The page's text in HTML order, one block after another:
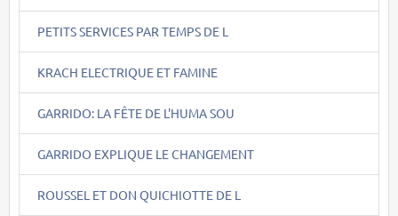
PETITS SERVICES PAR TEMPS DE L
KRACH ELECTRIQUE ET FAMINE
GARRIDO: LA FÊTE DE L'HUMA SOU
GARRIDO EXPLIQUE LE CHANGEMENT
ROUSSEL ET DON QUICHIOTTE DE L